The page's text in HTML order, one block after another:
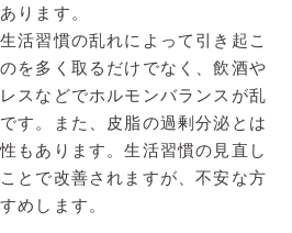
ります。
活習慣の乱れによって引き起こ
を多く取るだけでなく、飲酒や
スなどでホルモンバランスが乱
す。また、皮脂の過剰分泌とは
もあります。生活習慣の見直し
とで改善されますが、不安な方
めします。